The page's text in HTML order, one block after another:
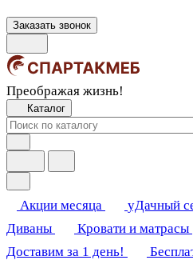
Заказать звонок
Преображая жизнь!
Каталог
Акции месяца уДачный
Диваны
Кровати и матрасы
Доставим за 1 день!